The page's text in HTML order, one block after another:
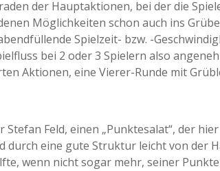
der Hauptaktionen, bei der die
Möglichkeiten schon auch ins
Spielzeit- bzw. -
bei 2 oder 3 Spielern also
Aktionen, eine Vierer-Runde mit
Stefan Feld, einen „Punktesalat“, der hier
durch eine gute Struktur leicht von der
wenn nicht sogar mehr, seiner